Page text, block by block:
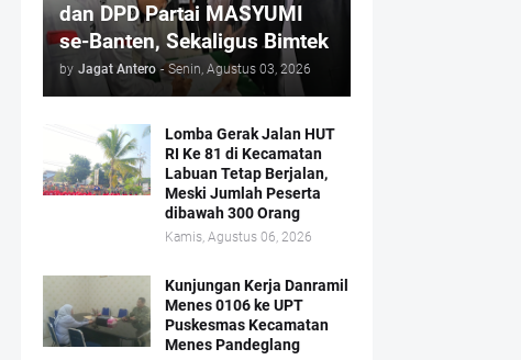
dan DPD Partai MASYUMI
se-Banten, Sekaligus Bimtek
by Jagat Antero - Senin, Agustus 03, 2026
Lomba Gerak Jalan HUT
RI Ke 81 di Kecamatan
Labuan Tetap Berjalan,
Meski Jumlah Peserta
dibawah 300 Orang
Kamis, Agustus 06, 2026
Kunjungan Kerja Danramil
Menes 0106 ke UPT
Puskesmas Kecamatan
Menes Pandeglang